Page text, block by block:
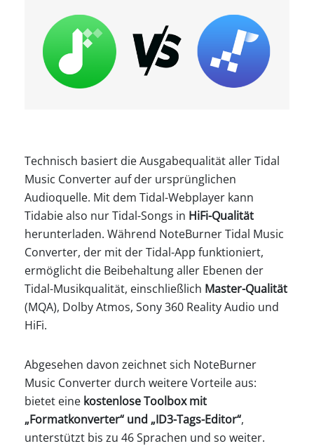
Technisch basiert die Ausgabequalität aller Tidal
Music Converter auf der ursprünglichen
Audioquelle. Mit dem Tidal-Webplayer kann
Tidabie also nur Tidal-Songs in HiFi-Qualität
herunterladen. Während NoteBurner Tidal Music
Converter, der mit der Tidal-App funktioniert,
ermöglicht die Beibehaltung aller Ebenen der
Tidal-Musikqualität, einschließlich Master-Qualität
(MQA), Dolby Atmos, Sony 360 Reality Audio und
HiFi.
Abgesehen davon zeichnet sich NoteBurner
Music Converter durch weitere Vorteile aus:
bietet eine kostenlose Toolbox mit
„Formatkonverter“ und „ID3-Tags-Editor“,
unterstützt bis zu 46 Sprachen und so weiter.